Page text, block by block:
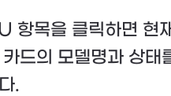
항목을 클릭하면 현
드의 모델명과 상태
.